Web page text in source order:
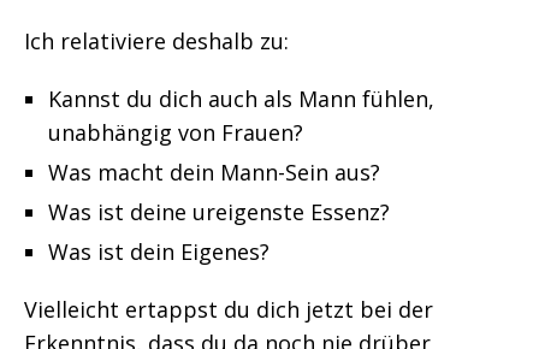
Ich relativiere deshalb zu:
Kannst du dich auch als Mann fühlen,
unabhängig von Frauen?
Was macht dein Mann-Sein aus?
Was ist deine ureigenste Essenz?
Was ist dein Eigenes?
Vielleicht ertappst du dich jetzt bei der
Erkenntnis, dass du da noch nie drüber